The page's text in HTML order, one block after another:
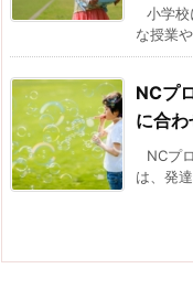
小学校
な授業
NCプ
に合
NCプ
は、発